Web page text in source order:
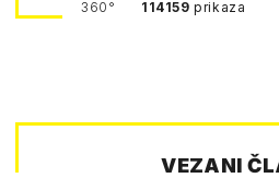
360° 114159prikaza
VEZANI